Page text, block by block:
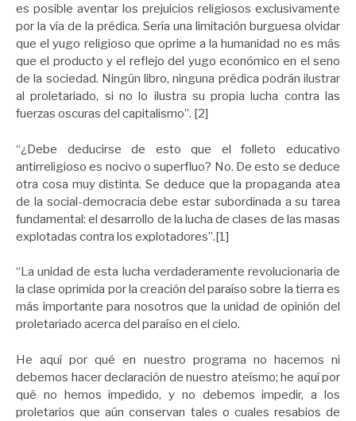
es posible aventar los prejuicios religiosos exclusivamente
por la vía de la prédica. Sería una limitación burguesa olvidar
que el yugo religioso que oprime a la humanidad no es más
que el producto y el reflejo del yugo económico en el seno
de la sociedad. Ningún libro, ninguna prédica podrán ilustrar
al proletariado, si no lo ilustra su propia lucha contra las
fuerzas oscuras del capitalismo”. [2]
“¿Debe deducirse de esto que el folleto educativo
antirreligioso es nocivo o superfluo? No. De esto se deduce
otra cosa muy distinta. Se deduce que la propaganda atea
de la social-democracia debe estar subordinada a su tarea
fundamental: el desarrollo de la lucha de clases de las masas
explotadas contra los explotadores”.[1]
“La unidad de esta lucha verdaderamente revolucionaria de
la clase oprimida por la creación del paraíso sobre la tierra es
más importante para nosotros que la unidad de opinión del
proletariado acerca del paraíso en el cielo.
He aquí por qué en nuestro programa no hacemos ni
debemos hacer declaración de nuestro ateísmo; he aquí por
qué no hemos impedido, y no debemos impedir, a los
proletarios que aún conservan tales o cuales resabios de